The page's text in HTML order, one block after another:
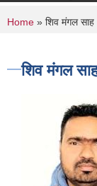
You are
Home » शिव मंगल साह
शिव मंगल